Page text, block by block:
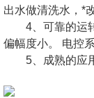
出水做清洗水，*
4、可靠的运转
偏幅度小。 电控
5、成熟的应用